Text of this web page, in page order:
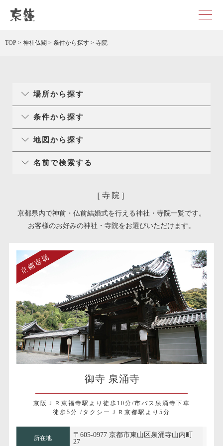
TOP > 神社仏閣 > 条件から探す > 寺院
場所から探す
条件から探す
地図から探す
名前で検索する
［寺院］
京都県内で神前・仏前結婚式を行える神社・寺院一覧です。
お客様のお好みの神社・寺院をお選びいただけます。
御寺 泉涌寺
京阪ＪＲ東福寺駅より徒歩10分/市バス泉涌寺下車
徒歩5分 /タクシーＪＲ京都駅より5分
所在地
〒605-0977 京都市東山区泉涌寺山内町
27